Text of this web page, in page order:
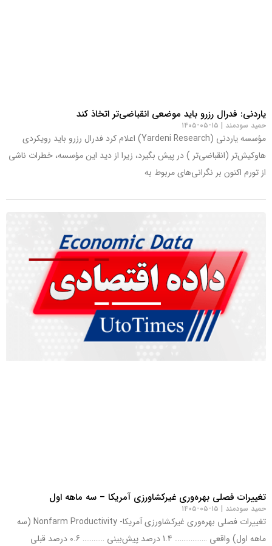
یاردنی: فدرال رزرو باید موضعی انقباضی‌تر اتخاذ کند
حمید سودمند ۱۵-۰۵-۱۴۰۵
مؤسسه یاردنی (Yardeni Research) اعلام کرد فدرال رزرو باید رویکردی
هاوکیش‌تر (انقباضی‌تر ) در پیش بگیرد، زیرا از دید این مؤسسه، خطرات ناشی
از تورم اکنون بر نگرانی‌های مربوط به
تغییرات فصلی بهره‌وری غیرکشاورزی آمریکا – سه ماهه اول
حمید سودمند ۱۵-۰۵-۱۴۰۵
تغییرات فصلی بهره‌وری غیرکشاورزی آمریکا- Nonfarm Productivity (سه
ماهه اول) واقعی …………….. 1.4 درصد پیش‌بینی ………… 0.6 درصد قبلی